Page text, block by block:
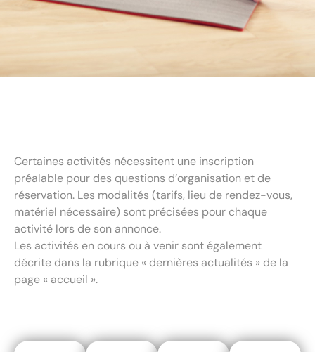
Certaines activités nécessitent une inscription
préalable pour des questions d’organisation et de
réservation. Les modalités (tarifs, lieu de rendez-vous,
matériel nécessaire) sont précisées pour chaque
activité lors de son annonce.
Les activités en cours ou à venir sont également
décrite dans la rubrique « dernières actualités » de la
page « accueil ».